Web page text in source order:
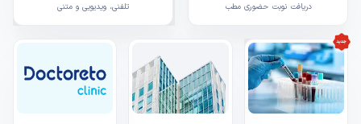
دریافت نوبت حضوری مطب تلفنی، ویدیویی و متنی